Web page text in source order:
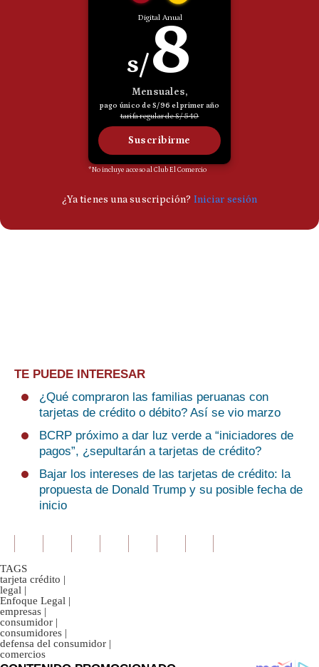
TE PUEDE INTERESAR
¿Qué compraron las familias peruanas con
tarjetas de crédito o débito? Así se vio marzo
BCRP próximo a dar luz verde a “iniciadores de
pagos”, ¿sepultarán a tarjetas de crédito?
Bajar los intereses de las tarjetas de crédito: la
propuesta de Donald Trump y su posible fecha de
inicio
TAGS
tarjeta crédito |
legal |
Enfoque Legal |
empresas |
consumidor |
consumidores |
defensa del consumidor |
comercios